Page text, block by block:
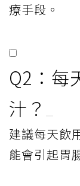
療手段。
Q2：每
汁？
建議每天飲
能會引起胃